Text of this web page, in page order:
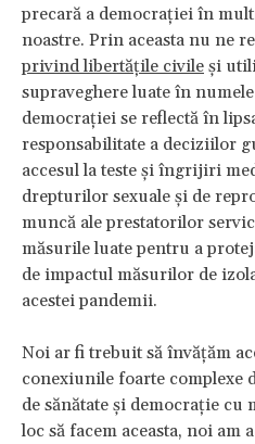
precară a democrației în
noastre. Prin aceasta nu ne
privind libertățile civile și
supraveghere luate în
democrației se reflectă în
responsabilitate a deciziilor
accesul la teste și îngrijiri
drepturilor sexuale și de
muncă ale prestatorilor
măsurile luate pentru a
de impactul măsurilor de
acestei pandemii.
Noi ar fi trebuit să învățăm
conexiunile foarte complexe
de sănătate și democrație
loc să facem aceasta, noi am